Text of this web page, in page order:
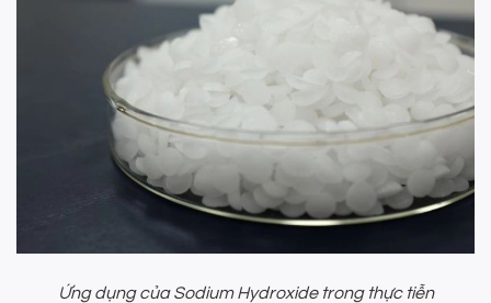
Ứng dụng của Sodium Hydroxide trong thực tiễn